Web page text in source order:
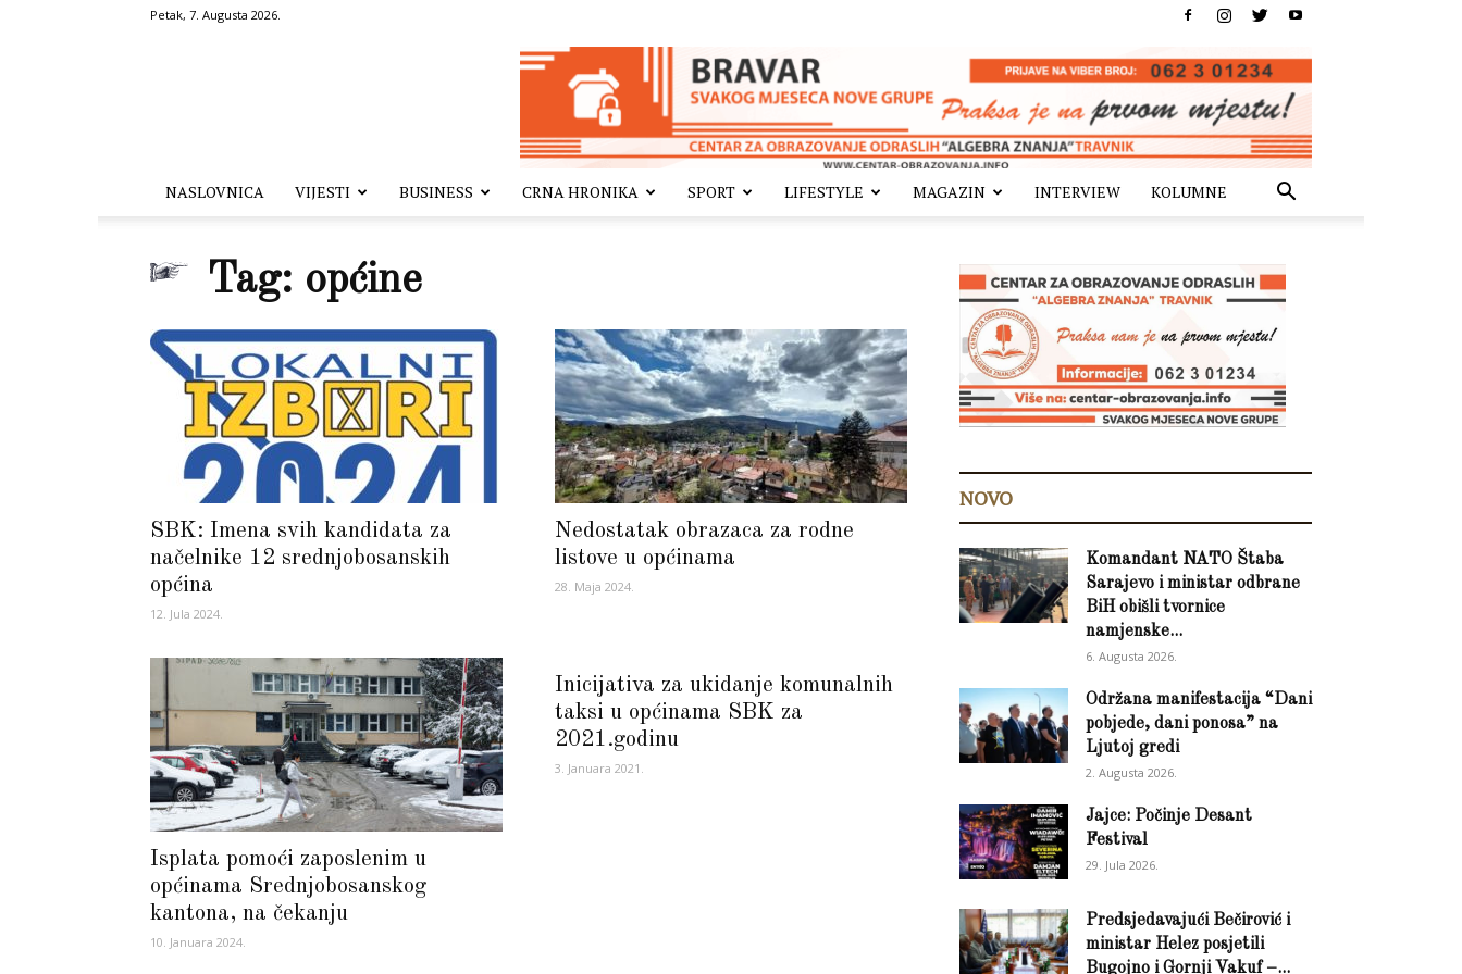
Petak, 7. Augusta 2026.
NASLOVNICA VIJESTI BUSINESS CRNA HRONIKA SPORT LIFESTYLE MAGAZIN INTERVIEW KOLUMNE
Tag: općine
SBK: Imena svih kandidata za
načelnike 12 srednjobosanskih
općina
12. Jula 2024.
Nedostatak obrazaca za rodne
listove u općinama
28. Maja 2024.
Isplata pomoći zaposlenim u
općinama Srednjobosanskog
kantona, na čekanju
10. Januara 2024.
Inicijativa za ukidanje komunalnih
taksi u općinama SBK za
2021.godinu
3. Januara 2021.
NOVO
Komandant NATO Štaba
Sarajevo i ministar odbrane
BiH obišli tvornice
namjenske...
6. Augusta 2026.
Održana manifestacija “Dani
pobjede, dani ponosa” na
Ljutoj gredi
2. Augusta 2026.
Jajce: Počinje Desant
Festival
29. Jula 2026.
Predsjedavajući Bečirović i
ministar Helez posjetili
Bugojno i Gornji Vakuf –...